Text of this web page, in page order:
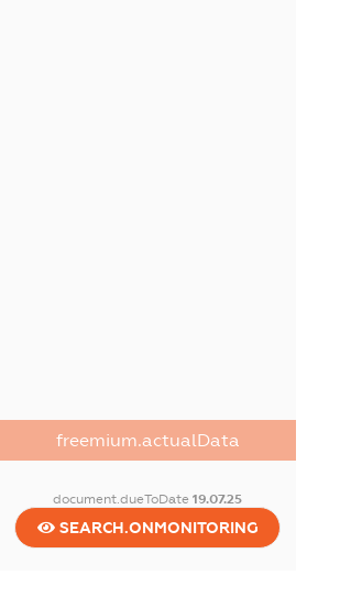
freemium.actualData
document.dueToDate19.07.25
SEARCH.ONMONITORING